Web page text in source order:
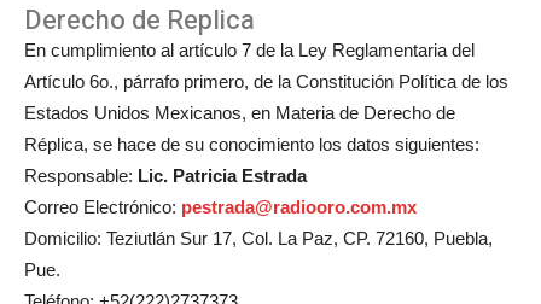
Derecho de Replica
En cumplimiento al artículo 7 de la Ley Reglamentaria del
Artículo 6o., párrafo primero, de la Constitución Política de los
Estados Unidos Mexicanos, en Materia de Derecho de
Réplica, se hace de su conocimiento los datos siguientes:
Responsable: Lic. Patricia Estrada
Correo Electrónico: pestrada@radiooro.com.mx
Domicilio: Teziutlán Sur 17, Col. La Paz, CP. 72160, Puebla,
Pue.